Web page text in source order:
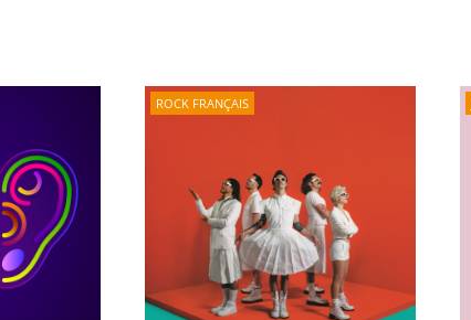
ROCK FRANÇAIS